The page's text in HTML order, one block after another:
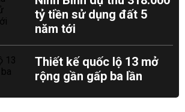
tỷ tiền sử dụng đất 5
năm tới
Thiết kế quốc lộ 13 mở
rộng gần gấp ba lần